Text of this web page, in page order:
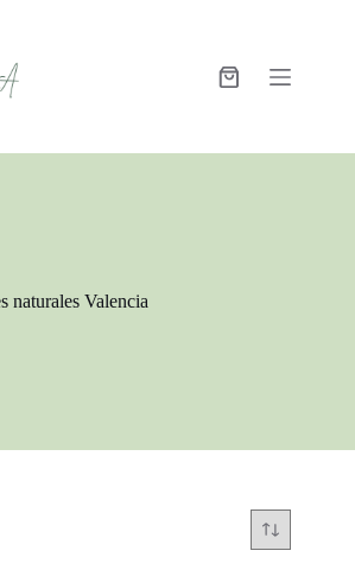
naturales Valencia